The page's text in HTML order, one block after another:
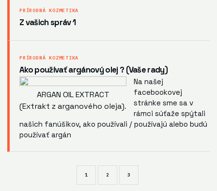
PRÍRODNÁ KOZMETIKA
Z vašich správ 1
PRÍRODNÁ KOZMETIKA
Ako používať argánový olej ? (Vaše rady)
ARGAN OIL EXTRACT
(Extrakt z arganového oleja).
Na našej
facebookovej
stránke sme sa v
rámci súťaže spýtali
našich fanúšikov, ako používali / používajú alebo budú
používať argán
1 2 3